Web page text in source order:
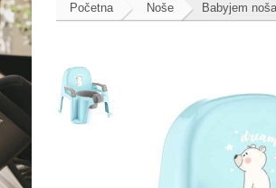
Početna Noše Babyjem